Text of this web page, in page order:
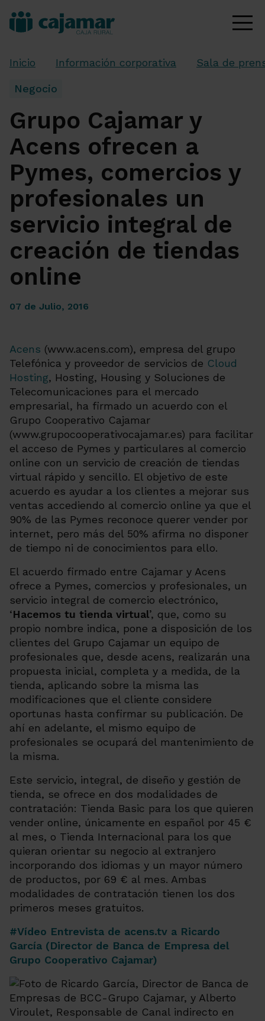
Inicio Información corporativa Sala de
Negocio
Grupo Cajamar y
Acens ofrecen a
Pymes, comercios y
profesionales un
servicio integral de
creación de tiendas
online
07 de Julio, 2016
Acens (www.acens.com), empresa del grupo
Telefónica y proveedor de servicios de Cloud
Hosting, Hosting, Housing y Soluciones de
Telecomunicaciones para el mercado
empresarial, ha firmado un acuerdo con el
Grupo Cooperativo Cajamar
(www.grupocooperativocajamar.es) para facilitar
el acceso de Pymes y particulares al comercio
online con un servicio de creación de tiendas
virtual rápido y sencillo. El objetivo de este
acuerdo es ayudar a los clientes a mejorar sus
ventas accediendo al comercio online ya que el
90% de las Pymes reconoce querer vender por
internet, pero más del 50% afirma no disponer
de tiempo ni de conocimientos para ello.
El acuerdo firmado entre Cajamar y Acens
ofrece a Pymes, comercios y profesionales, un
servicio integral de comercio electrónico,
‘Hacemos tu tienda virtual’, que, como su
propio nombre indica, pone a disposición de los
clientes del Grupo Cajamar un equipo de
profesionales que, desde acens, realizarán una
propuesta inicial, completa y a medida, de la
tienda, aplicando sobre la misma las
modificaciones que el cliente considere
oportunas hasta confirmar su publicación. De
ahí en adelante, el mismo equipo de
profesionales se ocupará del mantenimiento de
la misma.
Este servicio, integral, de diseño y gestión de
tienda, se ofrece en dos modalidades de
contratación: Tienda Basic para los que quieren
vender online, únicamente en español por 45 €
al mes, o Tienda Internacional para los que
quieran orientar su negocio al extranjero
incorporando dos idiomas y un mayor número
de productos, por 69 € al mes. Ambas
modalidades de contratación tienen los dos
primeros meses gratuitos.
#Vídeo Entrevista de acens.tv a Ricardo
García (Director de Banca de Empresa del
Grupo Cooperativo Cajamar)